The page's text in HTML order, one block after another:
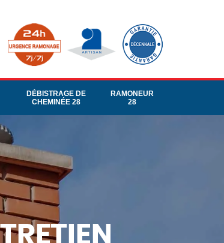
DÉBISTRAGE DE
CHEMINÉE 28
RAMONEUR
28